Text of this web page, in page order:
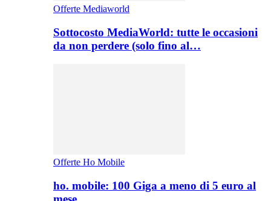
Offerte Mediaworld
Sottocosto MediaWorld: tutte le occasioni
da non perdere (solo fino al…
Offerte Ho Mobile
ho. mobile: 100 Giga a meno di 5 euro al